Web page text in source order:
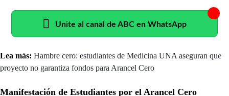
Unite al canal de ABC en WhatsApp
Lea más: Hambre cero: estudiantes de Medicina UNA aseguran que
proyecto no garantiza fondos para Arancel Cero
Manifestación de Estudiantes por el Arancel Cero